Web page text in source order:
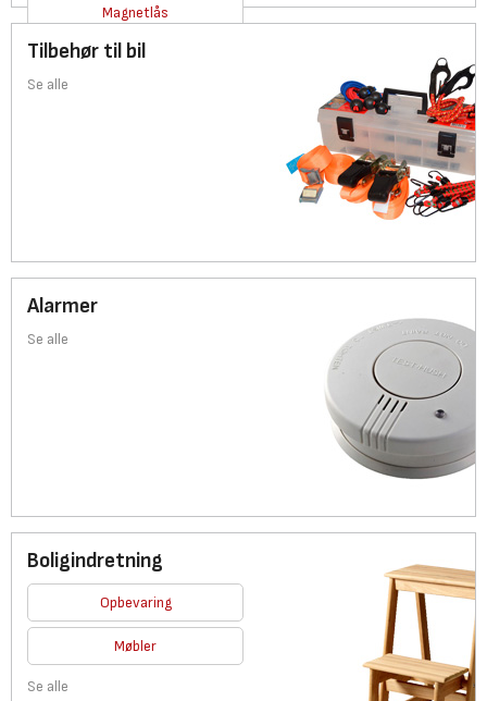
Magnetlås
Se alle
Tilbehør til bil
Se alle
Alarmer
Se alle
Boligindretning
Opbevaring
Møbler
Se alle